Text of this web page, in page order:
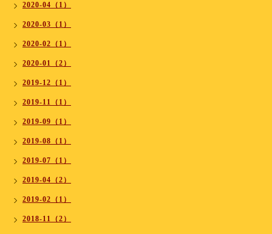
2020-04（1）
2020-03（1）
2020-02（1）
2020-01（2）
2019-12（1）
2019-11（1）
2019-09（1）
2019-08（1）
2019-07（1）
2019-04（2）
2019-02（1）
2018-11（2）